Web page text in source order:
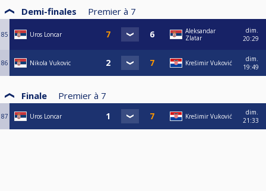
Demi-finales Premier à 7
85 Uros Loncar
Aleksandar
Zlatar
dim.
20:29
86 Nikola Vukovic Krešimir Vuković
dim.
19:49
Finale Premier à 7
87 Uros Loncar Krešimir Vuković
dim.
21:33